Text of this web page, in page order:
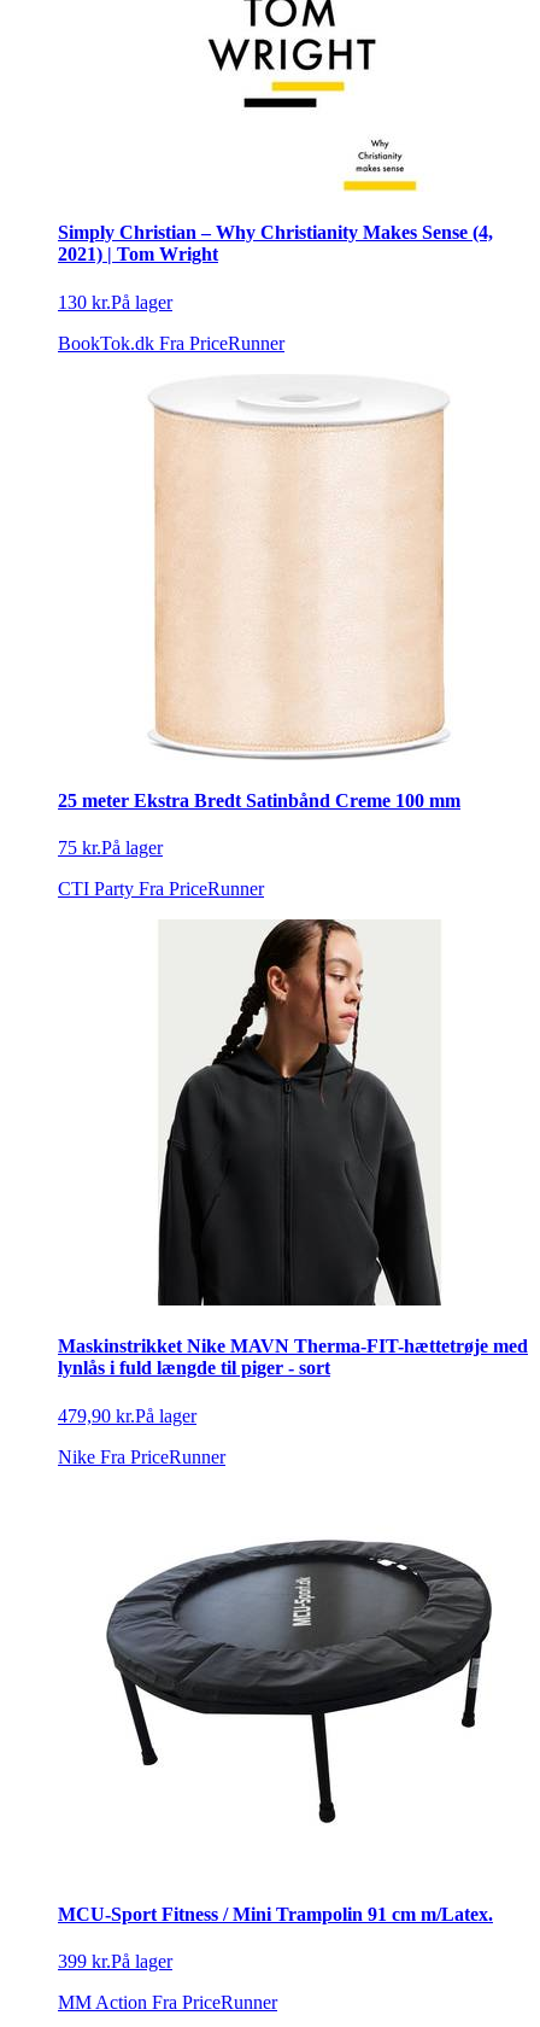
Simply Christian – Why Christianity Makes Sense (4,
2021) | Tom Wright
130 kr.På lager
BookTok.dk Fra PriceRunner
25 meter Ekstra Bredt Satinbånd Creme 100 mm
75 kr.På lager
CTI Party Fra PriceRunner
Maskinstrikket Nike MAVN Therma-FIT-hættetrøje med
lynlås i fuld længde til piger - sort
479,90 kr.På lager
Nike Fra PriceRunner
MCU-Sport Fitness / Mini Trampolin 91 cm m/Latex.
399 kr.På lager
MM Action Fra PriceRunner